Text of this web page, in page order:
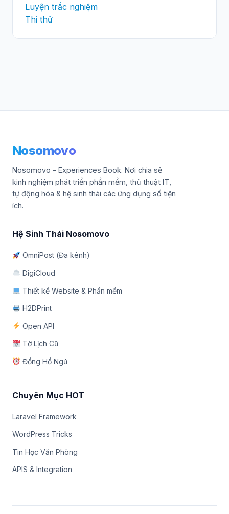
Luyện trắc nghiệm
Thi thử
Nosomovo
Nosomovo - Experiences Book. Nơi chia sẻ
kinh nghiệm phát triển phần mềm, thủ thuật IT,
tự động hóa & hệ sinh thái các ứng dụng số tiện
ích.
Hệ Sinh Thái Nosomovo
OmniPost (Đa kênh)
DigiCloud
Thiết kế Website & Phần mềm
H2DPrint
Open API
Tờ Lịch Cũ
Đồng Hồ Ngủ
Chuyên Mục HOT
Laravel Framework
WordPress Tricks
Tin Học Văn Phòng
APIS & Integration